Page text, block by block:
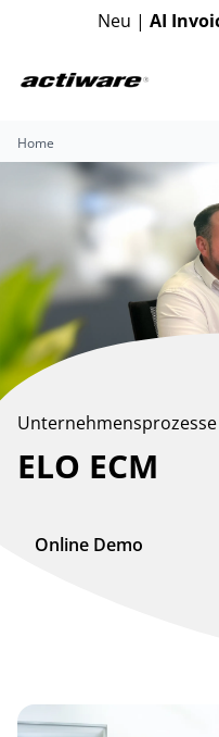
Neu | AI
ELO ECM
Online Demo
Home